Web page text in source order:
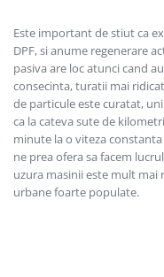
Este important de stiut ca
DPF, si anume regenerare
pasiva are loc atunci cand
consecinta, turatii mai
de particule este curatat,
ca la cateva sute de
minute la o viteza
ne prea ofera sa facem
uzura masinii este mult mai
urbane foarte populate.